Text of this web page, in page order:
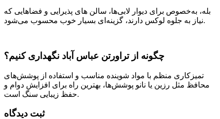
بله، به‌خصوص برای دیوار لابی‌ها، سالن ‌های پذیرایی و فضاهایی که
نیاز به جلوه لوکس دارند، گزینه‌ای بسیار خوب محسوب می‌شود.
چگونه از تراورتن عباس آباد نگهداری کنیم؟
تمیزکاری منظم با مواد شوینده مناسب و استفاده از پوشش‌های
محافظ مثل رزین یا نانو پوشش‌ها، بهترین راه برای افزایش دوام و
حفظ زیبایی سنگ است.
ثبت دیدگاه